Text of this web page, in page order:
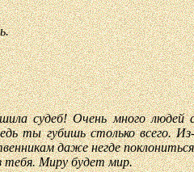
судеб! Очень много
ты губишь столько всего.
даже негде
Миру будет мир.